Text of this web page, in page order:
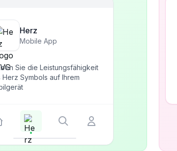
Herz
Mobile App
Sie die Leistungsfähigkeit
Herz Symbols auf Ihrem